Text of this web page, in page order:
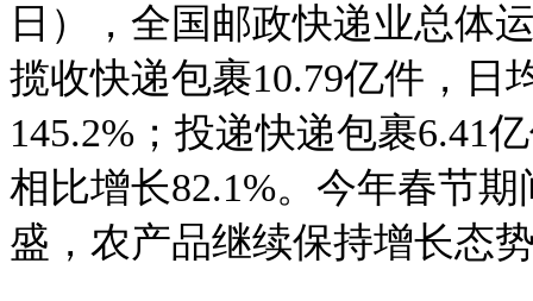
日），全国邮政快递业总体
揽收快递包裹10.79亿件，日
145.2%；投递快递包裹6.41
相比增长82.1%。今年春节
盛，农产品继续保持增长态